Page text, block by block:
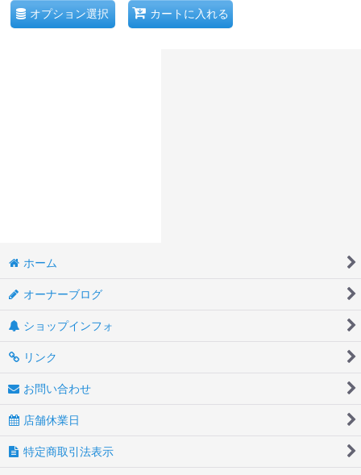
オプション選択 カートに入れる
ホーム
オーナーブログ
ショップインフォ
リンク
お問い合わせ
店舗休業日
特定商取引法表示